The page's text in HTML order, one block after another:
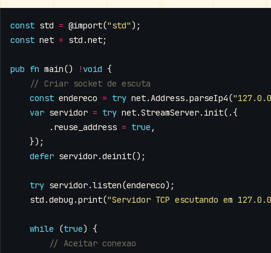
const std = @import("std");
const net = std .net;
pub fn main() ! void {
const endereco = try net.Address.parseIp4(
var servidor = try net.StreamServer. init(.{
. reuse_address = true ,
});
defer servidor.deinit();
try servidor.listen(endereco);
std .debug .print("Servidor TCP escutando em
while (true) {